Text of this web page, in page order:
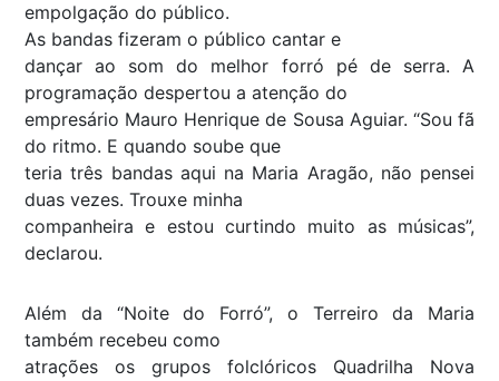
empolgação do público.
As bandas fizeram o público cantar e
dançar ao som do melhor forró pé de serra. A
programação despertou a atenção do
empresário Mauro Henrique de Sousa Aguiar. “Sou fã
do ritmo. E quando soube que
teria três bandas aqui na Maria Aragão, não pensei
duas vezes. Trouxe minha
companheira e estou curtindo muito as músicas”,
declarou.
Além da “Noite do Forró”, o Terreiro da Maria
também recebeu como
atrações os grupos folclóricos Quadrilha Nova